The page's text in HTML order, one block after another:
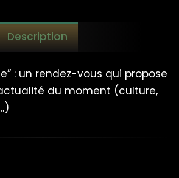
Description
: un rendez-vous qui propose
du moment (culture,